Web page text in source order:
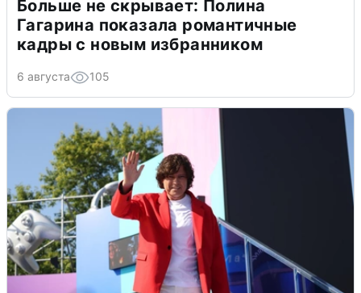
Больше не скрывает: Полина
Гагарина показала романтичные
кадры с новым избранником
6 августа 105